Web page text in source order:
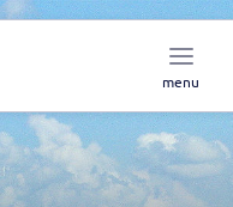
menu